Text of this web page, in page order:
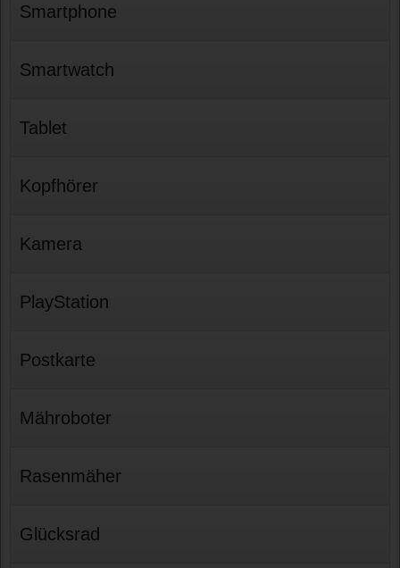
Smartphone
Smartwatch
Tablet
Kopfhörer
Kamera
PlayStation
Postkarte
Mähroboter
Rasenmäher
Glücksrad